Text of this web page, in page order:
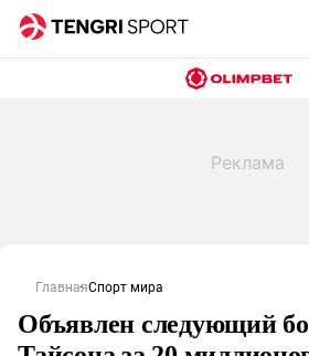
ГлавнаяСпорт мира
Объявлен следующий